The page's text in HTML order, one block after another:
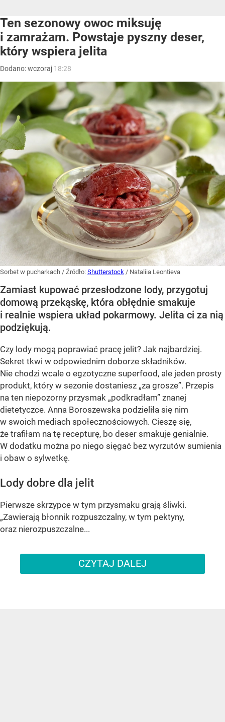
Ten sezonowy owoc miksuję
i zamrażam. Powstaje pyszny deser,
który wspiera jelita
Dodano:wczoraj 18:28
Sorbet w pucharkach / Źródło: Shutterstock / Nataliia Leontieva
Zamiast kupować przesłodzone lody, przygotuj
domową przekąskę, która obłędnie smakuje
i realnie wspiera układ pokarmowy. Jelita ci za nią
podziękują.
Czy lody mogą poprawiać pracę jelit? Jak najbardziej.
Sekret tkwi w odpowiednim doborze składników.
Nie chodzi wcale o egzotyczne superfood, ale jeden prosty
produkt, który w sezonie dostaniesz „za grosze”. Przepis
na ten niepozorny przysmak „podkradłam” znanej
dietetyczce. Anna Boroszewska podzieliła się nim
w swoich mediach społecznościowych. Cieszę się,
że trafiłam na tę recepturę, bo deser smakuje genialnie.
W dodatku można po niego sięgać bez wyrzutów sumienia
i obaw o sylwetkę.
Lody dobre dla jelit
Pierwsze skrzypce w tym przysmaku grają śliwki.
„Zawierają błonnik rozpuszczalny, w tym pektyny,
oraz nierozpuszczalne...
CZYTAJ DALEJ